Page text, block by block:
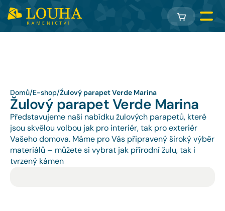
Domů/E-shop/Žulový parapet Verde Marina
Žulový parapet Verde Marina
Představujeme naši nabídku žulových parapetů, které
jsou skvělou volbou jak pro interiér, tak pro exteriér
Vašeho domova. Máme pro Vás připravený široký výběr
materiálů – můžete si vybrat jak přírodní žulu, tak i
tvrzený kámen